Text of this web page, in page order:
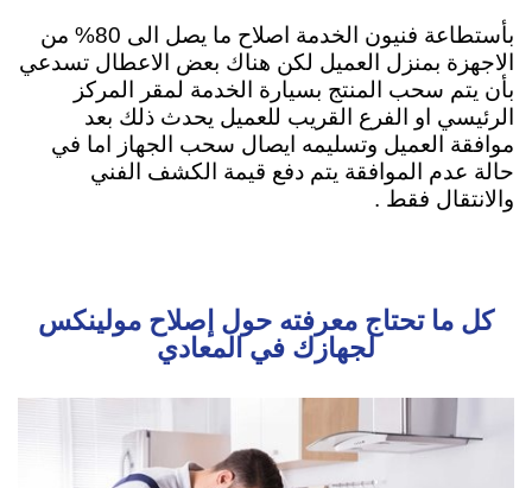
بأستطاعة فنيون الخدمة اصلاح ما يصل الى 80% من
الاجهزة بمنزل العميل لكن هناك بعض الاعطال تسدعي
بأن يتم سحب المنتج بسيارة الخدمة لمقر المركز
الرئيسي او الفرع القريب للعميل يحدث ذلك بعد
موافقة العميل وتسليمه ايصال سحب الجهاز اما في
حالة عدم الموافقة يتم دفع قيمة الكشف الفني
والانتقال فقط .
كل ما تحتاج معرفته حول إصلاح مولينكس
لجهازك في المعادي